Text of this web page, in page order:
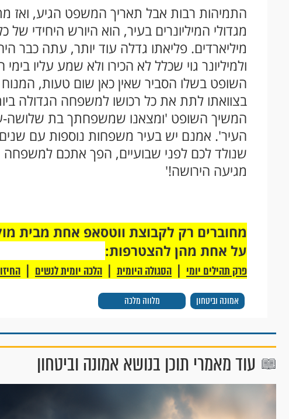
התמיהות רבות אבל תאריך המשפט הגיע, ואז
מגדולי המיליונרים בעיר, הוא היורש היחידי
מיליארדים. פליאתו גדלה עוד יותר, עתה כבר
ולמיליונר גוי שכלל לא הכירו ולא שמע עליו
השופט בשלו הסביר שאין כאן שום טעות, המנוח
בצוואתו לתת את כל רכושו למשפחה הגדולה
המשיך השופט 'ומצאנו שמשפחתך בת שלושה-
העיר'. אמנם יש בעיר משפחות נוספות עם
שנולד לכם לפני שבועיים, הפך אתכם למשפחה
מגיעה הירושה!'
אמונה וביטחון מלווה מלכה
על אחת מהן להצטרפות:
פרק תהילים יומי | הסגולה היומית | הלכה יומית לנשים |
עוד מאמרי תוכן בנושא אמונה וביטחון